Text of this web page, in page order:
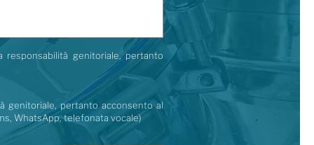
genitoriale, pertanto
genitoriale, pertanto acconsento al
WhatsApp, telefonata vocale)